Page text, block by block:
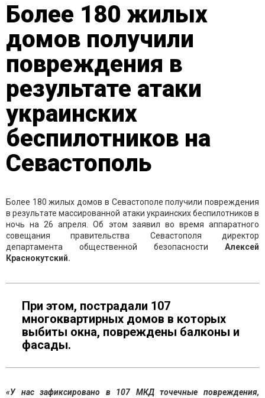
Более 180 жилых
домов получили
повреждения в
результате атаки
украинских
беспилотников на
Севастополь
Более 180 жилых домов в Севастополе получили повреждения
в результате массированной атаки украинских беспилотников в
ночь на 26 апреля. Об этом заявил во время аппаратного
совещания правительства Севастополя директор
департамента общественной безопасности Алексей
Краснокутский.
При этом, пострадали 107
многоквартирных домов в которых
выбиты окна, повреждены балконы и
фасады.
«У нас зафиксировано в 107 МКД точечные повреждения,